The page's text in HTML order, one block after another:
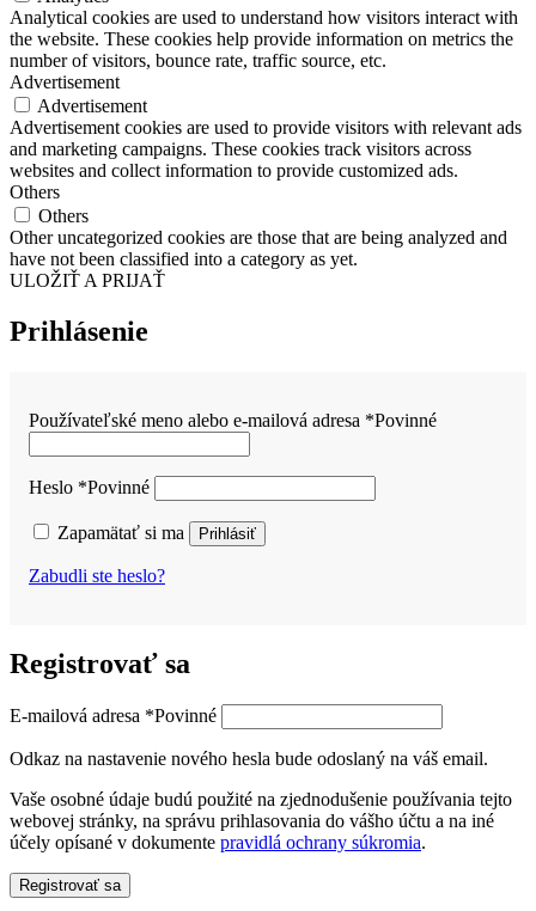
Analytical cookies are used to understand how visitors interact with
the website. These cookies help provide information on metrics the
number of visitors, bounce rate, traffic source, etc.
Advertisement
Advertisement
Advertisement cookies are used to provide visitors with relevant ads
and marketing campaigns. These cookies track visitors across
websites and collect information to provide customized ads.
Others
Others
Other uncategorized cookies are those that are being analyzed and
have not been classified into a category as yet.
ULOŽIŤ A PRIJAŤ
Prihlásenie
Používateľské meno alebo e-mailová adresa *Povinné
Heslo *Povinné
Zapamätať si ma Prihlásiť
Zabudli ste heslo?
Registrovať sa
E-mailová adresa *Povinné
Odkaz na nastavenie nového hesla bude odoslaný na váš email.
Vaše osobné údaje budú použité na zjednodušenie používania tejto
webovej stránky, na správu prihlasovania do vášho účtu a na iné
účely opísané v dokumente pravidlá ochrany súkromia.
Registrovať sa